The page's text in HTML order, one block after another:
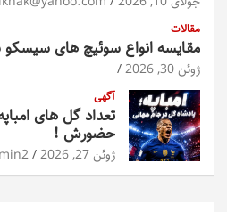
مقالات
مقایسه انواع سوئیچ های سیسکو
ژوئن 30, 2026
آگهی
تعداد گل های
حضورش !
ژوئن 27, 2026